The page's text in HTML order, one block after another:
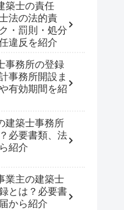
築士の責任
法の法的責
・罰則・処分
違反を紹介
事務所の登録
事務所開設ま
有効期間を紹
建築士事務所
必要書類、法
紹介
業主の建築士
とは？必要書
から紹介